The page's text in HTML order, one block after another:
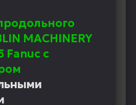
MACHINERY
Fanuc с